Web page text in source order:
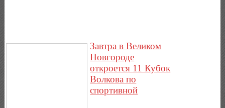
Завтра в Великом
Новгороде
откроется 11 Кубок
Волкова по
спортивной